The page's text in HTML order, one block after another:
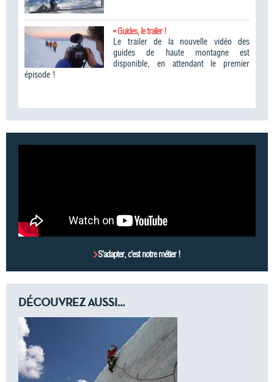
• Guides, le trailer !
Le trailer de la nouvelle vidéo des
guides de haute montagne est
disponible, en attendant le premier
épisode !
S’adapter, c’est notre métier !
DÉCOUVREZ AUSSI...